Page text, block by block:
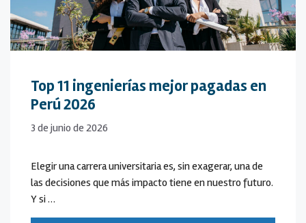
Top 11 ingenierías mejor pagadas en
Perú 2026
3 de junio de 2026
Elegir una carrera universitaria es, sin exagerar, una de
las decisiones que más impacto tiene en nuestro futuro.
Y si …